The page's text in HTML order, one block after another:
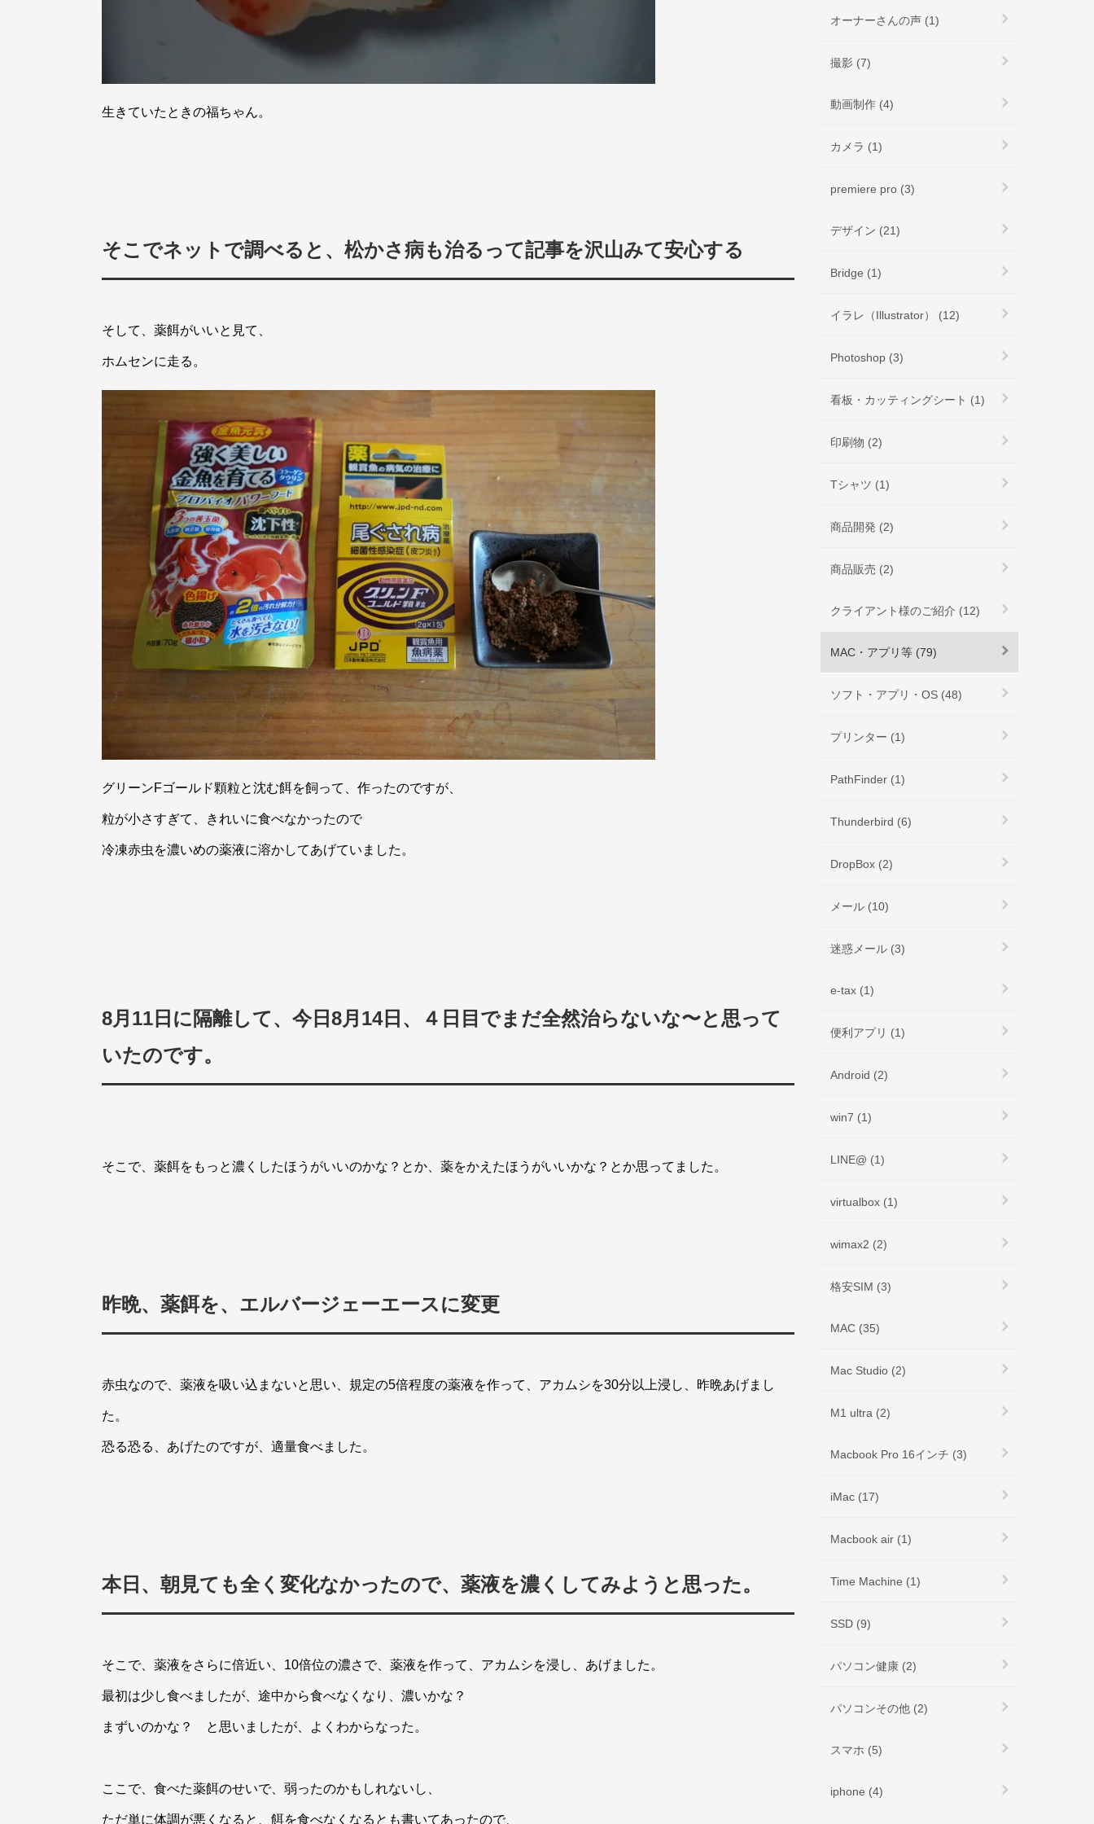
生きていたときの福ちゃん。
そこでネットで調べると、松かさ病も治るって記事を沢山みて安心する
そして、薬餌がいいと見て、
ホムセンに走る。
グリーンFゴールド顆粒と沈む餌を飼って、作ったのですが、
粒が小さすぎて、きれいに食べなかったので
冷凍赤虫を濃いめの薬液に溶かしてあげていました。
8月11日に隔離して、今日8月14日、４日目でまだ全然治らないな〜と思って
いたのです。
そこで、薬餌をもっと濃くしたほうがいいのかな？とか、薬をかえたほうがいいかな？とか思ってました。
昨晩、薬餌を、エルバージェーエースに変更
赤虫なので、薬液を吸い込まないと思い、規定の5倍程度の薬液を作って、アカムシを30分以上浸し、昨晩あげまし
た。
恐る恐る、あげたのですが、適量食べました。
本日、朝見ても全く変化なかったので、薬液を濃くしてみようと思った。
そこで、薬液をさらに倍近い、10倍位の濃さで、薬液を作って、アカムシを浸し、あげました。
最初は少し食べましたが、途中から食べなくなり、濃いかな？
まずいのかな？ と思いましたが、よくわからなった。
ここで、食べた薬餌のせいで、弱ったのかもしれないし、
ただ単に体調が悪くなると、餌を食べなくなるとも書いてあったので、
オーナーさんの声 (1)
撮影 (7)
動画制作 (4)
カメラ (1)
premiere pro (3)
デザイン (21)
Bridge (1)
イラレ（Illustrator） (12)
Photoshop (3)
看板・カッティングシート (1)
印刷物 (2)
Tシャツ (1)
商品開発 (2)
商品販売 (2)
クライアント様のご紹介 (12)
MAC・アプリ等 (79)
ソフト・アプリ・OS (48)
プリンター (1)
PathFinder (1)
Thunderbird (6)
DropBox (2)
メール (10)
迷惑メール (3)
e-tax (1)
便利アプリ (1)
Android (2)
win7 (1)
LINE@ (1)
virtualbox (1)
wimax2 (2)
格安SIM (3)
MAC (35)
Mac Studio (2)
M1 ultra (2)
Macbook Pro 16インチ (3)
iMac (17)
Macbook air (1)
Time Machine (1)
SSD (9)
パソコン健康 (2)
パソコンその他 (2)
スマホ (5)
iphone (4)